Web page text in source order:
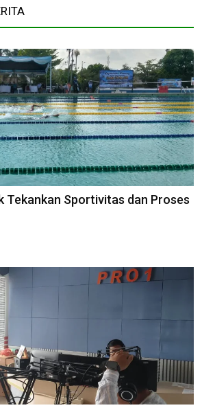
Tekankan Sportivitas dan Proses